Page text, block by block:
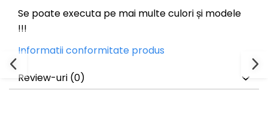
Se poate executa pe mai multe culori și modele
!!!
Informatii conformitate produs
Review-uri (0)